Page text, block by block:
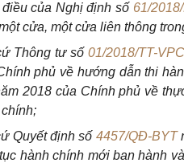
của Nghị định số 61/
cửa, một cửa liên thông
Thông tư số 01/2018/TT-
phủ về hướng dẫn thi
2018 của Chính phủ về
Quyết định số 4457/QĐ-BYT
hành chính mới ban hành